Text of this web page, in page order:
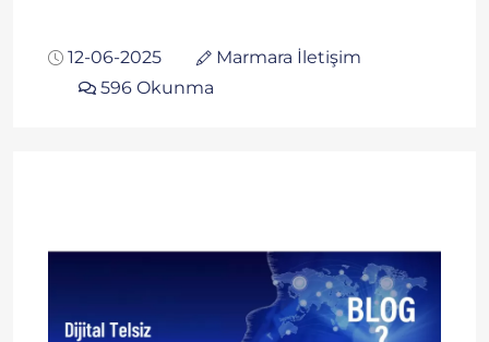
12-06-2025
Marmara İletişim
596 Okunma